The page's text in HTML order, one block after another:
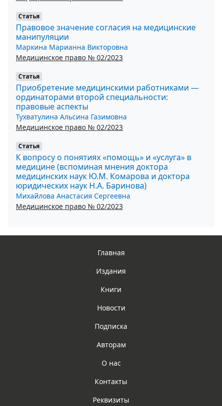
Статья
Правовое значение согласия на медицинские
манипуляции
Маркина Марианна Викторовна
Медицинское право № 02/2023
Статья
Приобретение медицинскими работниками —
ординаторами второй специальности:
правовые аспекты
Тухватулина Альсина Газимовна
Медицинское право № 02/2023
Статья
К вопросу о понятиях «помощь» и «услуга» в
медицине (вспоминая мнения доктора
медицинских наук Ю.М. Комарова и доктора
юридических наук Н.А. Баринова)
Михайлова Анастасия Сергеевна
Медицинское право № 02/2023
Главная
Издания
Книги
Новости
Подписка
Авторам
О нас
Контакты
Реквизиты